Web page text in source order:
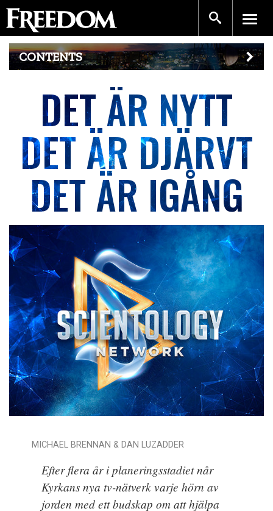
CONTENTS
DET ÄR NYTT
DET ÄR DJÄRVT
DET ÄR IGÅNG
MICHAEL BRENNAN & DAN LUZADDER
Efter flera år i planeringsstadiet når
Kyrkans nya tv-nätverk varje hörn av
jorden med ett budskap om att hjälpa